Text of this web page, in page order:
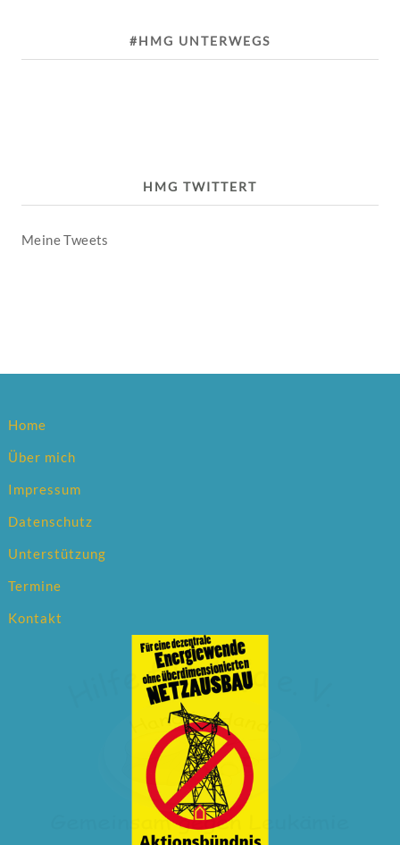
#HMG UNTERWEGS
HMG TWITTERT
Meine Tweets
Home
Über mich
Impressum
Datenschutz
Unterstützung
Termine
Kontakt